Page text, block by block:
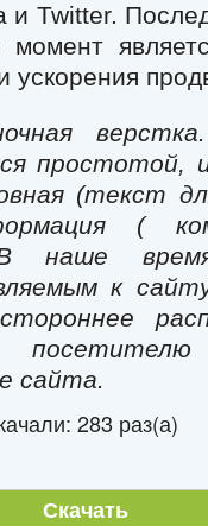
и Twitter.
ускорения
простотой,
(текст
(
время
к
сайта.
283 раз(а)
Скачать